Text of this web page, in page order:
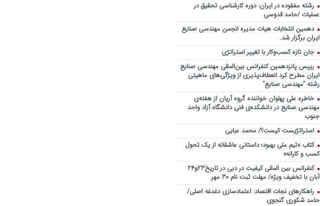
رشته مفقوده در ایران: دوره کارشناسی تحقیق در
عملیات /حامد قدوسی
دهمین انتخابات هیات مدیره انجمن مهندسی صنایع
ایران برگزار شد.
جان تازه کسب‌وکار با تغییر استراتژی
رییس پانزدهمین کنفرانس بین‌المللی مهندسی صنایع
ایران مطرح کرد انعطاف‌پذیری از ویژگی‌های ماهیتی
رشته “مهندسی صنایع”
خاطره علی پهلوان خواننده گروه آریان از هفته‌ی
مهندسی صنایع در دانشکده‌ی فنی دانشگاه آزاد واحد
جنوب
استراتژیست کیست؟‬/ محمد عبایی
کتاب «تیم ملی بهبود؛ داستانی عاشقانه از یک تحول
کسب و کارانه»
کنفرانس بین المللی کیفیت در دبی در تاریخ۲۳و۲۴
آبان با تخفیف ویژه/ مهلت ثبت نام ۳۰ مهر
راهکارهای نجات اقتصاد: اعتمادسازی دغدغه اصلی/
حامد شکوری گنجوی